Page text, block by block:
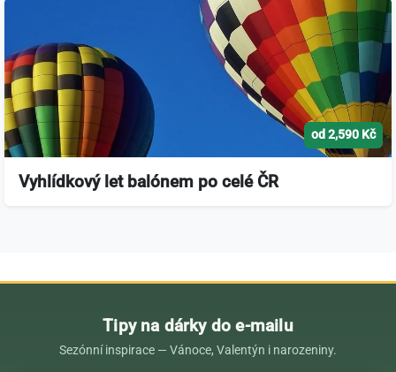
od 2,590 Kč
Vyhlídkový let balónem po celé ČR
Tipy na dárky do e-mailu
Sezónní inspirace — Vánoce, Valentýn i narozeniny.